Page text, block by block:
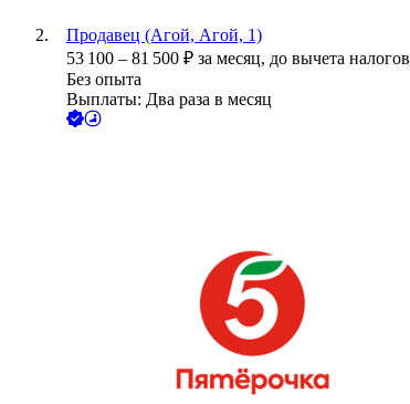
Продавец (Агой, Агой, 1)
53 100 – 81 500 ₽ за месяц, до вычета налогов
Без опыта
Выплаты: Два раза в месяц